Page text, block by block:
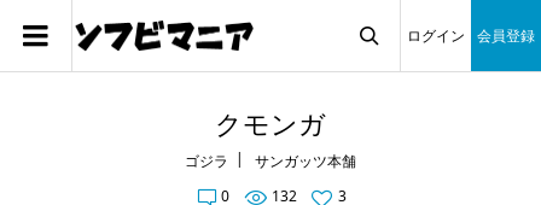
ログイン 会員登録
クモンガ
ゴジラ
サンガッツ本舗
0
132 3